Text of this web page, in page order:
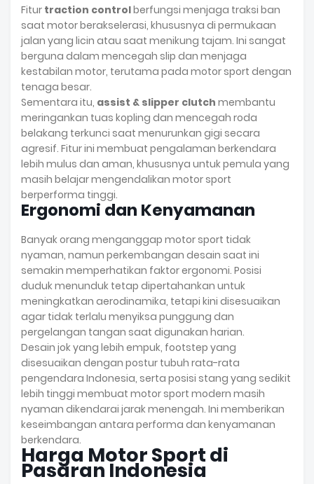
Fitur traction controlberfungsi menjaga traksi ban
saat motor berakselerasi, khususnya di permukaan
jalan yang licin atau saat menikung tajam. Ini sangat
berguna dalam mencegah slip dan menjaga
kestabilan motor, terutama pada motor sport dengan
tenaga besar.
Sementara itu, assist & slipper clutch membantu
meringankan tuas kopling dan mencegah roda
belakang terkunci saat menurunkan gigi secara
agresif. Fitur ini membuat pengalaman berkendara
lebih mulus dan aman, khususnya untuk pemula yang
masih belajar mengendalikan motor sport
berperforma tinggi.
Ergonomi dan Kenyamanan
Banyak orang menganggap motor sport tidak
nyaman, namun perkembangan desain saat ini
semakin memperhatikan faktor ergonomi. Posisi
duduk menunduk tetap dipertahankan untuk
meningkatkan aerodinamika, tetapi kini disesuaikan
agar tidak terlalu menyiksa punggung dan
pergelangan tangan saat digunakan harian.
Desain jok yang lebih empuk, footstep yang
disesuaikan dengan postur tubuh rata-rata
pengendara Indonesia, serta posisi stang yang sedikit
lebih tinggi membuat motor sport modern masih
nyaman dikendarai jarak menengah. Ini memberikan
keseimbangan antara performa dan kenyamanan
berkendara.
Harga Motor Sport di
Pasaran Indonesia